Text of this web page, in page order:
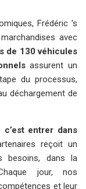
Frédéric 's
avec
de 130 véhicules
assurent un
du processus,
déchargement de
c’est entrer dans
reçoit un
besoins, dans la
jour, nos
et leur